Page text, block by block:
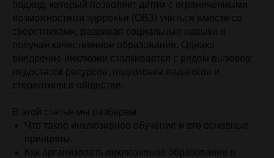
подход, который позволяет детям с ограниченными
возможностями здоровья (ОВЗ) учиться вместе со
сверстниками, развивая социальные навыки и
получая качественное образование. Однако
внедрение инклюзии сталкивается с рядом вызовов:
недостаток ресурсов, подготовка педагогов и
стереотипы в обществе.
В этой статье мы разберем:
Что такое инклюзивное обучение и его основные
принципы.
Как организовать инклюзивное образование в